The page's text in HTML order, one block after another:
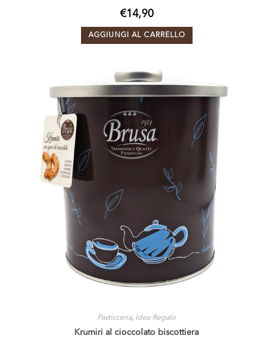
€14,90
AGGIUNGI AL CARRELLO
Pasticceria, Idee Regalo
Krumiri al cioccolato biscottiera